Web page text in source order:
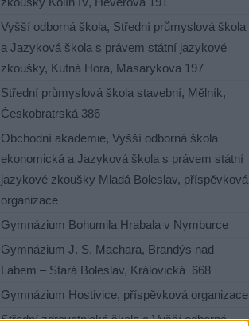
Vyšší odborná škola, Střední průmyslová škola
a Jazyková škola s právem státní jazykové
zkoušky, Kutná Hora, Masarykova 197
Střední průmyslová škola stavební, Mělník,
Českobratrská 386
Obchodní akademie, Vyšší odborná škola
ekonomická a Jazyková škola s právem státní
jazykové zkoušky Mladá Boleslav, příspěvková
organizace
Gymnázium Bohumila Hrabala v Nymburce
Gymnázium J. S. Machara, Brandýs nad
Labem – Stará Boleslav, Královická 668
Gymnázium Hostivice, příspěvková organizace
Střední zdravotnická škola a Vyšší odborná